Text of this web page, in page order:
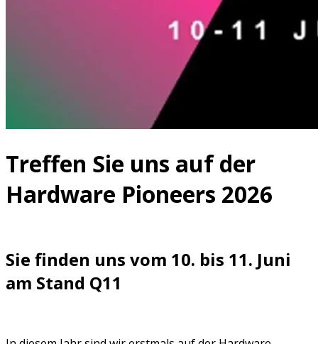
Treffen Sie uns auf der
Hardware Pioneers 2026
Sie finden uns vom 10. bis 11. Juni
am Stand Q11